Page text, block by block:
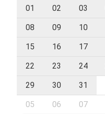
01 02 03
08 09 10
15 16 17
22 23 24
29 30 31
05 06 07